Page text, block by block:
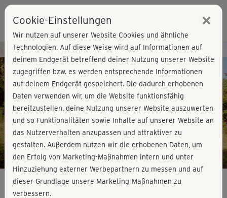
Play
Video
Kursvorschau - Jetzt mitmachen!
Cookie-Einstellungen ×
Wir nutzen auf unserer Website Cookies und ähnliche
Technologien. Auf diese Weise wird auf Informationen auf
deinem Endgerät betreffend deiner Nutzung unserer Website
zugegriffen bzw. es werden entsprechende Informationen
auf deinem Endgerät gespeichert. Die dadurch erhobenen
Daten verwenden wir, um die Website funktionsfähig
bereitzustellen, deine Nutzung unserer Website auszuwerten
und so Funktionalitäten sowie Inhalte auf unserer Website an
das Nutzerverhalten anzupassen und attraktiver zu
gestalten. Außerdem nutzen wir die erhobenen Daten, um
den Erfolg von Marketing-Maßnahmen intern und unter
Hinzuziehung externer Werbepartnern zu messen und auf
dieser Grundlage unsere Marketing-Maßnahmen zu
verbessern.